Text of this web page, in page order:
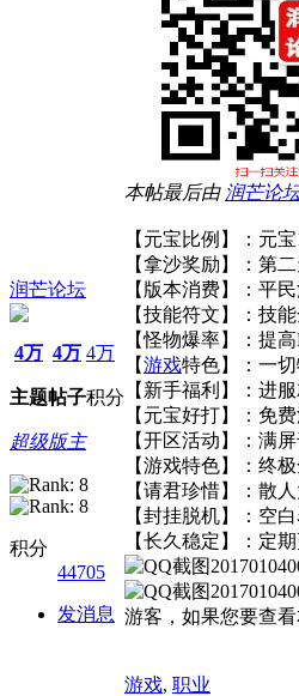
润芒论坛
4万
主题
4万
帖子
4万
积分
超级版主
积分
44705
发消息
本帖最后由 润芒论
【元宝比例】：元
【拿沙奖励】：第
【版本消费】：平
【技能符文】：技
【怪物爆率】：提
【游戏特色】：一
【新手福利】：进
【元宝好打】：免
【开区活动】：满
【游戏特色】：终
【请君珍惜】：散
【封挂脱机】：空
【长久稳定】：定
游客，如果您要查
游戏, 职业